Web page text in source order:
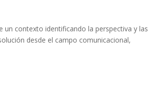
contexto identificando la perspectiva y las
desde el campo comunicacional,